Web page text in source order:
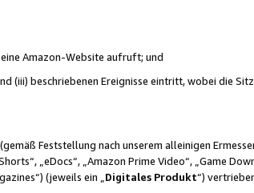
Amazon-Website aufruft; und
(iii) beschriebenen Ereignisse eintritt, wobei die
Feststellung nach unserem alleinigen
„eDocs“, „Amazon Prime Video“, „Game
(jeweils ein „ Digitales Produkt“)